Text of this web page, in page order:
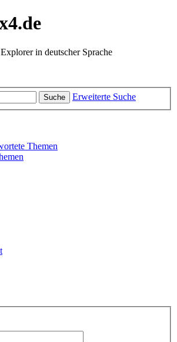
in deutscher Sprache
Suche Erweiterte Suche
Themen